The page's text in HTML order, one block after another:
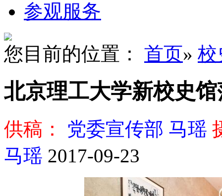
参观服务
您目前的位置： 首页» 校
北京理工大学新校史
供稿： 党委宣传部 马瑶
马瑶 2017-09-23